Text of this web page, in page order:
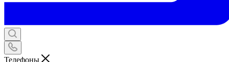
Телефоны